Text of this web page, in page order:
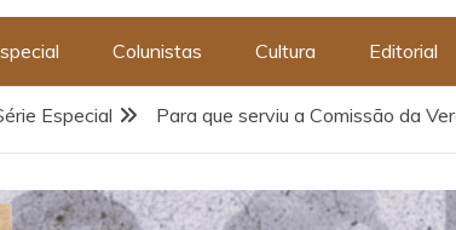
Colunistas Cultura Editorial
Especial Para que serviu a Comissão da